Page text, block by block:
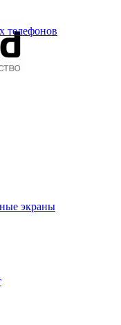
телефонов
экраны